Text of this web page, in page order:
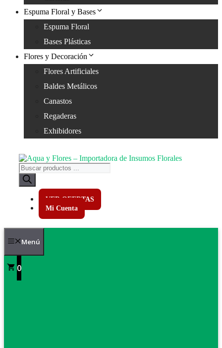
Espuma Floral y Bases
Espuma Floral
Bases Plásticas
Flores y Decoración
Flores Artificiales
Baldes Metálicos
Canastos
Regaderas
Exhibidores
Búsqueda
de
productos
VER OFERTAS
Mi Cuenta
Menú
0